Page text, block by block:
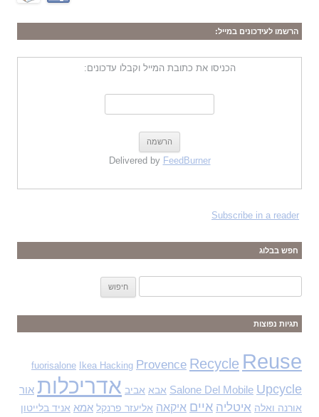
הרשמו לעידכונים במייל:
הכניסו את כתובת המייל וקבלו עדכונים:
Delivered by FeedBurner
Subscribe in a reader
חפש בבלוג
פ
ו
:
תגיות נפוצות
fuorisalone Ikea Hacking Provence Recycle Reuse
Salone Del Mobile Upcycle אבא אביב אדריכלות אור
אורנה ואלה איטליה איים איקאה אליעזר פרנקל אמא אניד בלייטון